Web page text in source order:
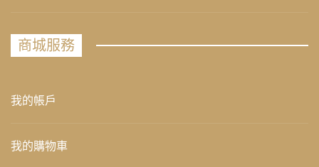
商城服務
我的帳戶
我的購物車